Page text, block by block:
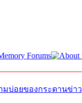
มบ่อยของกระดานข่าว